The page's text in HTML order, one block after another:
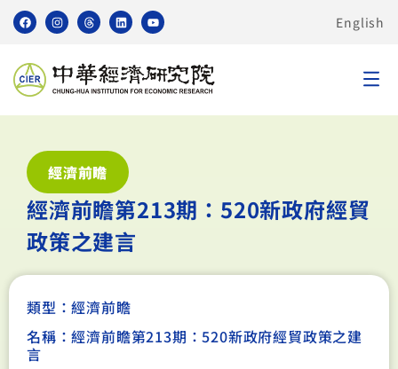
English
經濟前瞻
經濟前瞻第213期：520新政府經貿
政策之建言
類型：經濟前瞻
名稱：經濟前瞻第213期：520新政府經貿政策之建
言